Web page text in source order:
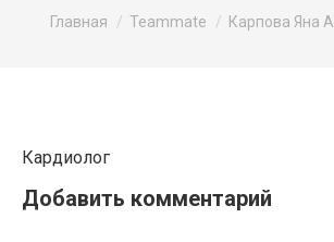
Вы здесь:
Главная Teammate Карпова Яна
Кардиолог
Добавить комментарий